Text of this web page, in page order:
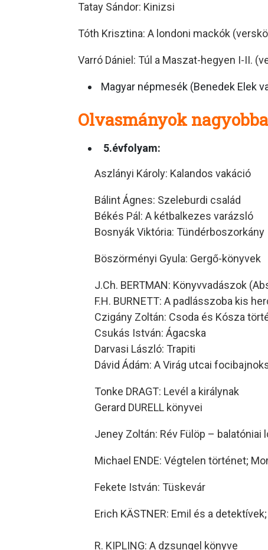
Tatay Sándor: Kinizsi
Tóth Krisztina: A londoni mackók
Varró Dániel: Túl a Maszat-hegyen I-II.
Magyar népmesék (Benedek Elek
Olvasmányok
5.évfolyam:
Aszlányi Károly: Kalandos vakáció
Bálint Ágnes: Szeleburdi család
Békés Pál: A kétbalkezes varázsló
Bosnyák Viktória: Tündérboszorkány
Böszörményi Gyula: Gergő-könyvek
J.Ch. BERTMAN: Könyvvadászok
F.H. BURNETT: A padlásszoba kis
Czigány Zoltán: Csoda és Kósza
Csukás István: Ágacska
Darvasi László: Trapiti
Dávid Ádám: A Virág utcai
Tonke DRAGT: Levél a királynak
Gerard DURELL könyvei
Jeney Zoltán: Rév Fülöp – balatóniai
Michael ENDE: Végtelen történet;
Fekete István: Tüskevár
Erich KÄSTNER: Emil és a
R. KIPLING: A dzsungel könyve